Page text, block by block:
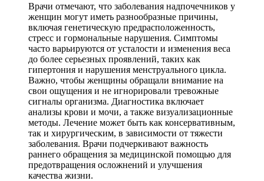
Врачи отмечают, что заболевания надпочечников у
женщин могут иметь разнообразные причины,
включая генетическую предрасположенность,
стресс и гормональные нарушения. Симптомы
часто варьируются от усталости и изменения веса
до более серьезных проявлений, таких как
гипертония и нарушения менструального цикла.
Важно, чтобы женщины обращали внимание на
свои ощущения и не игнорировали тревожные
сигналы организма. Диагностика включает
анализы крови и мочи, а также визуализационные
методы. Лечение может быть как консервативным,
так и хирургическим, в зависимости от тяжести
заболевания. Врачи подчеркивают важность
раннего обращения за медицинской помощью для
предотвращения осложнений и улучшения
качества жизни.